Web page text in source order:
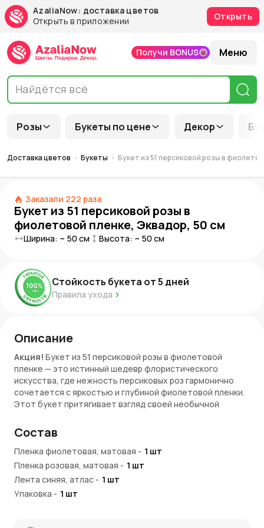
AzaliaNow: доставка цветов
Открыть в приложении
Открыть
Розы Букеты по цене Декор
Получи BONUS Меню
Доставка цветов Букеты Букет из 51 персиковой розы в
Заказали 222 раза
Букет из 51 персиковой розы в
фиолетовой пленке, Эквадор, 50 см
Ширина: ~ 50 см Высота: ~ 50 см
Стойкость букета от5 дней
Правила ухода
Описание
Акция! Букет из 51 персиковой розы в фиолетовой
пленке — это истинный шедевр флористического
искусства, где нежность персиковых роз гармонично
сочетается с яркостью и глубиной фиолетовой пленки.
Этот букет притягивает взгляд своей необычной
эффект контраста, который буквально завораживает.
Персиковые розы, с их утонченным, чуть туманным
оттенком, словно передают всю глубину самых
искренних чувств. Их мягкий цвет говорит о нежности и
заботе, о чувствах, которые сложно выразить словами.
В то же время фиолетовая пленка, в которой они
Состав
Пленка фиолетовая, матовая - 1 шт
Пленка розовая, матовая - 1 шт
Лента синяя, атлас - 1 шт
Упаковка - 1 шт